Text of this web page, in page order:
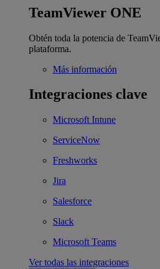
TeamViewer ONE
Obtén toda la potencia de
plataforma.
Más información
Integraciones clave
Microsoft Intune
ServiceNow
Freshworks
Jira
Salesforce
Slack
Microsoft Teams
Ver todas las integraciones